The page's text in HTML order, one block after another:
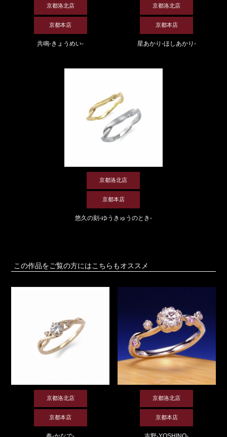
京都洛北店
京都本店
共鳴-きょうめい-
京都洛北店
京都本店
星あかり-ほしあかり-
京都洛北店
京都本店
悠久の刻-ゆうきゅうのとき-
この作品をご覧の方にはこちらもオススメ
京都洛北店
京都本店
京都洛北店
京都本店